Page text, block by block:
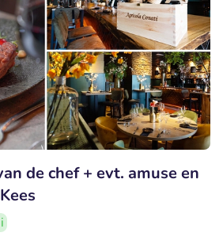
de chef + evt. amuse en